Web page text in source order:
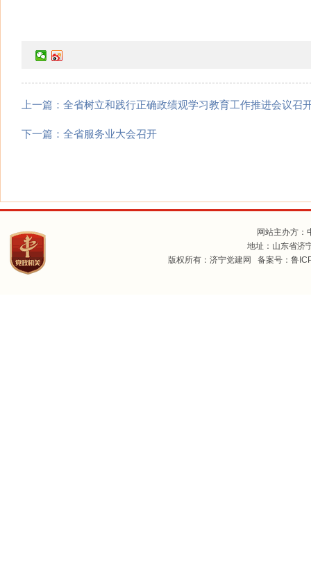
上一篇： 全省树立和践行正确政绩观学习教育工作推进会议召
下一篇： 全省服务业大会召开
网站主办方：
地址：山东省济
版权所有：济宁党建网 备案号： 鲁